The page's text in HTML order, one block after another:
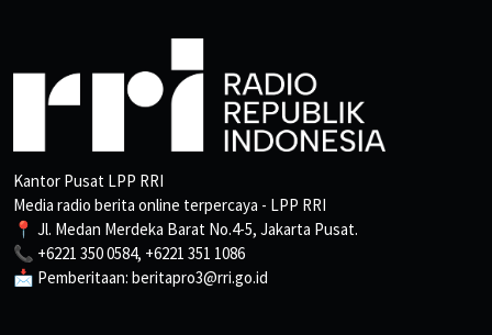
Kantor Pusat LPP RRI
Media radio berita online terpercaya - LPP RRI
📍 Jl. Medan Merdeka Barat No.4-5, Jakarta Pusat.
📞 +6221 350 0584, +6221 351 1086
📩 Pemberitaan: beritapro3@rri.go.id